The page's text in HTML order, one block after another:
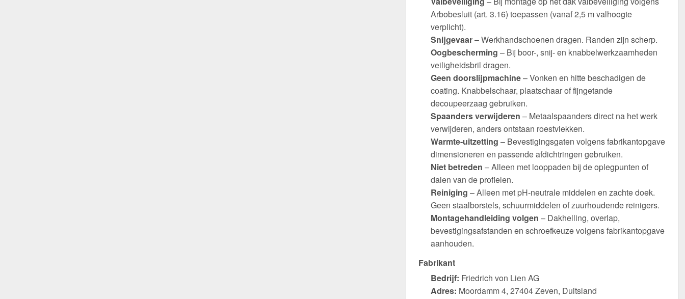
Arbobesluit (art. 3.16) toepassen (vanaf 2,5 m valhoogte
verplicht).
Snijgevaar– Werkhandschoenen dragen. Randen zijn scherp.
Oogbescherming – Bij boor-, snij- en knabbelwerkzaamheden
veiligheidsbril dragen.
Geen doorslijpmachine– Vonken en hitte beschadigen de
coating. Knabbelschaar, plaatschaar of fijngetande
decoupeerzaag gebruiken.
Spaanders verwijderen – Metaalspaanders direct na het werk
verwijderen, anders ontstaan roestvlekken.
Warmte-uitzetting – Bevestigingsgaten volgens fabrikantopgave
dimensioneren en passende afdichtringen gebruiken.
Niet betreden – Alleen met looppaden bij de oplegpunten of
dalen van de profielen.
Reiniging – Alleen met pH-neutrale middelen en zachte doek.
Geen staalborstels, schuurmiddelen of zuurhoudende reinigers.
Montagehandleiding volgen – Dakhelling, overlap,
bevestigingsafstanden en schroefkeuze volgens fabrikantopgave
aanhouden.
Fabrikant
Bedrijf: Friedrich von Lien AG
Adres: Moordamm 4, 27404 Zeven, Duitsland